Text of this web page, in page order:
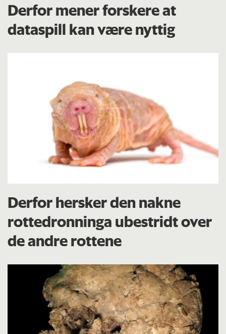
Derfor mener forskere at
dataspill kan være nyttig
Derfor hersker den nakne
rottedronninga ubestridt over
de andre rottene